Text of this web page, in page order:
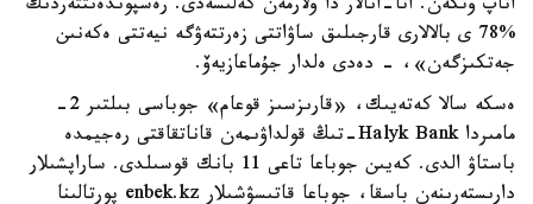
اتاپ وتكەن. اتا-انالار دا ولارمەن كەلىسەدى. رەسپوندەنتتەردىڭ
%78 ى بالالارى قارجىلىق ساۋاتتى زەرتتەۋگە نيەتتى ەكەنىن
جەتكىزگەن»، - دەدى ەلدار جۇماعازيەۆ.
ەسكە سالا كەتەيىك، «قارىزسىز قوعام» جوباسى بىلتىر 2-
مامىردا Halyk Bank-تىڭ قولداۋىمەن قاناتقاقتى رەجيمدە
باستاۋ الدى. كەيىن جوباعا تاعى 11 بانك قوسىلدى. ساراپشىلار
دارىستەرىنەن باسقا، جوباعا قاتىسۋشىلار enbek.kz پورتالىنا